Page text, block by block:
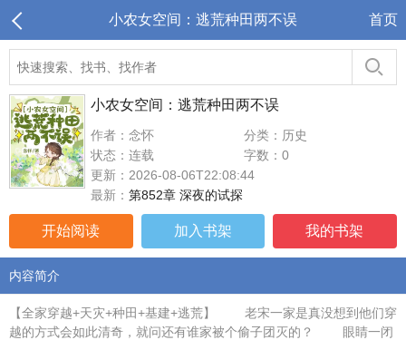
小农女空间：逃荒种田两不误 首页
小农女空间：逃荒种田两不误
作者：念怀
分类：历史
状态：连载
字数：0
更新：2026-08-06T22:08:44
最新： 第852章 深夜的试探
开始阅读 加入书架 我的书架
内容简介
【全家穿越+天灾+种田+基建+逃荒】 老宋一家是真没想到他们穿
越的方式会如此清奇，就问还有谁家被个偷子团灭的？ 眼睛一闭